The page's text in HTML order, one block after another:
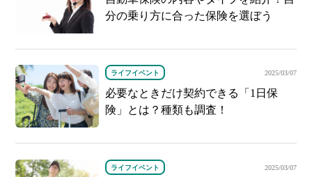
分の乗り方に合った保険を選ぼう
ライフイベント 2025/03/07
必要なときだけ契約できる「1日保
険」とは？種類も調査！
ライフイベント 2025/03/07